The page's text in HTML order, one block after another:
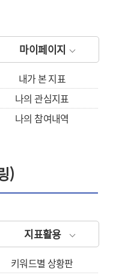
마이페이지
내가 본 지표
나의 관심지표
나의 참여내역
)
지표활용
키워드별 상황판